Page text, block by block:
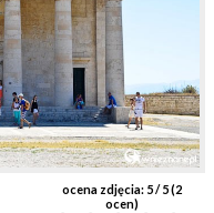
ocena zdjęcia: 5/ 5 (2
ocen)